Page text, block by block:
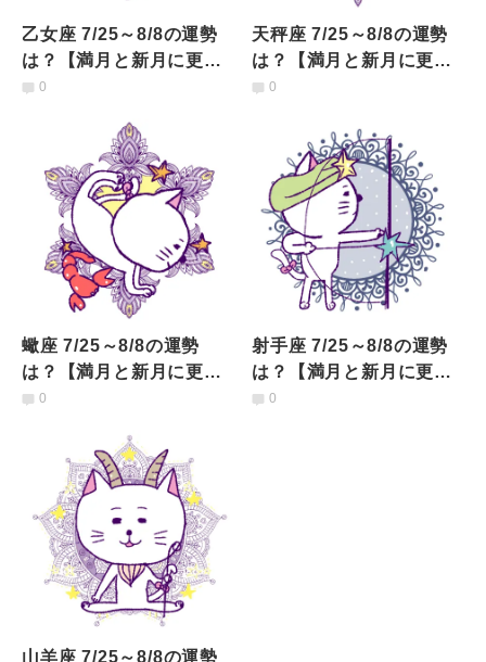
乙女座 7/25～8/8の運勢
は？【満月と新月に更
新！インド占星術】
0
天秤座 7/25～8/8の運勢
は？【満月と新月に更
新！インド占星術】
0
蠍座 7/25～8/8の運勢
は？【満月と新月に更
新！インド占星術】
0
射手座 7/25～8/8の運勢
は？【満月と新月に更
新！インド占星術】
0
山羊座 7/25～8/8の運勢